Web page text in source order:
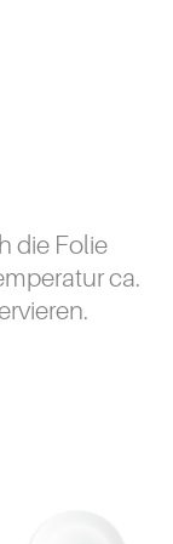
die Folie
ca.